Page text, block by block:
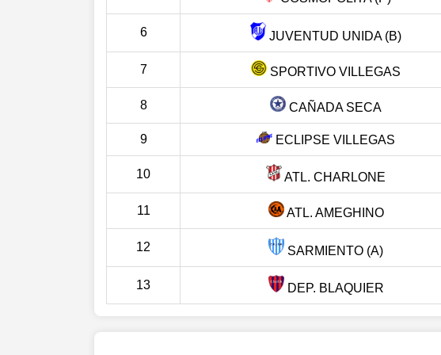
6 JUVENTUD UNIDA (B)
7 SPORTIVO VILLEGAS
8 CAÑADA SECA
9 ECLIPSE VILLEGAS
10 ATL. CHARLONE
11 ATL. AMEGHINO
12 SARMIENTO (A)
13 DEP. BLAQUIER